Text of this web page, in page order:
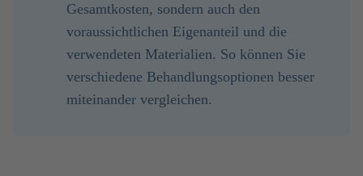
Gesamtkosten, sondern auch den
voraussichtlichen Eigenanteil und die
verwendeten Materialien. So können Sie
verschiedene Behandlungsoptionen besser
miteinander vergleichen.